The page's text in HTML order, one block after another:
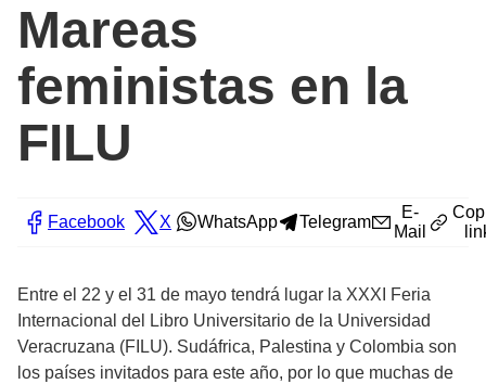
Mareas
feministas en la
FILU
Facebook X WhatsApp Telegram
E-
Mail
Entre el 22 y el 31 de mayo tendrá lugar la XXXI Feria
Internacional del Libro Universitario de la Universidad
Veracruzana (FILU). Sudáfrica, Palestina y Colombia son
los países invitados para este año, por lo que muchas de